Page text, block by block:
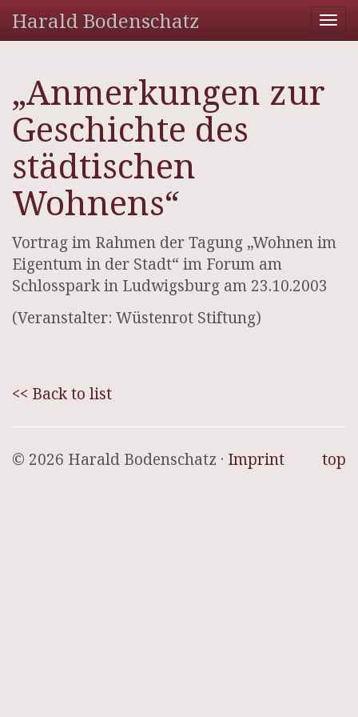
Harald Bodenschatz
„Anmerkungen zur
Geschichte des
städtischen
Wohnens“
Vortrag im Rahmen der Tagung „Wohnen im
Eigentum in der Stadt“ im Forum am
Schlosspark in Ludwigsburg am 23.10.2003
(Veranstalter: Wüstenrot Stiftung)
<< Back to list
top
© 2026 Harald Bodenschatz · Imprint